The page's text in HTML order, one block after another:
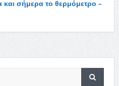
σήμερα το θερμόμετρο –